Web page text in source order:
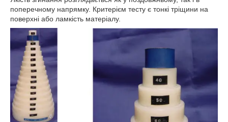
поперечному напрямку. Критерієм тесту є тонкі тріщини на
поверхні або ламкість матеріалу.